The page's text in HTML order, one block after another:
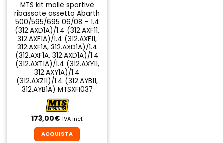
MTS kit molle sportive
ribassate assetto Abarth
500/595/695 06/08 – 1.4
(312.AXD1A)/1.4 (312.AXF11,
312.AXF1A)/1.4 (312.AXF11,
312.AXF1A, 312.AXD1A)/1.4
(312.AXF1A, 312.AXD1A)/1.4
(312.AXT1A)/1.4 (312.AXY11,
312.AXY1A)/1.4
(312.AXZ11)/1.4 (312.AYB11,
312.AYB1A) MTSXFI037
173,00€ IVA incl.
ACQUISTA